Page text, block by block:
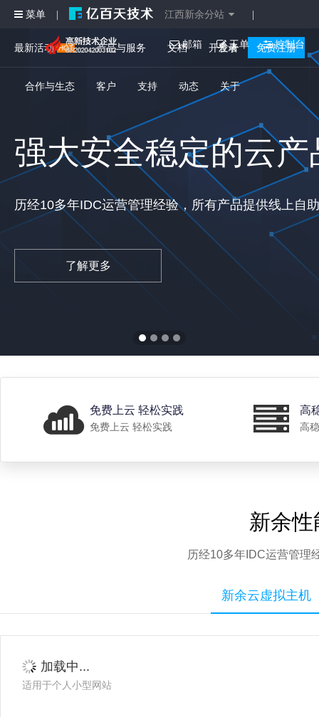
强大安全稳定的云产
历经10多年IDC运营管理经验，所有产品提供线上自
了解更多
最新活动 产品与服务 文档 开发者
合作与生态 客户 支持 动态 关于
登录 免费注册
菜单 江西新余分站
邮箱 工单 控制台
免费上云 轻松实践
免费上云 轻松实践
高
高
新余
历经10多年IDC运营管理
新余云虚拟主机
加载中...
适用于个人小型网站